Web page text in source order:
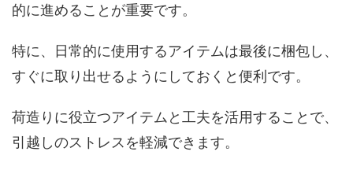
的に進めることが重要です。
特に、日常的に使用するアイテムは最後に梱包し、
すぐに取り出せるようにしておくと便利です。
荷造りに役立つアイテムと工夫を活用することで、
引越しのストレスを軽減できます。